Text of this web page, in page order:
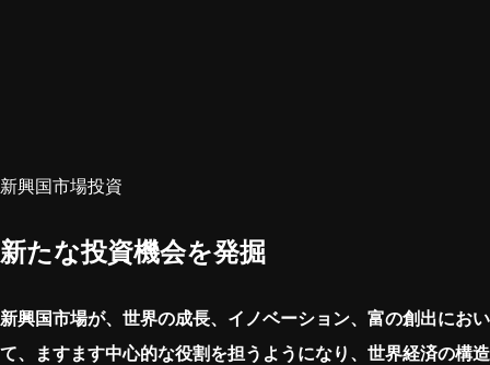
新興国市場投資
新たな投資機会を発掘
新興国市場が、世界の成長、イノベーション、富の創出におい
て、ますます中心的な役割を担うようになり、世界経済の構造